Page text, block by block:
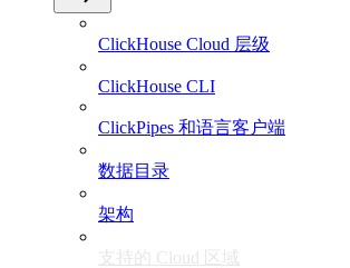
ClickHouse Cloud 层级
ClickHouse CLI
ClickPipes 和语言客户端
数据目录
架构
支持的 Cloud 区域